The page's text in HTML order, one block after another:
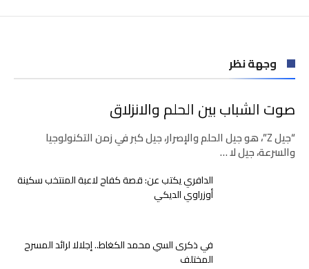
وجهة نظر
صوت الشباب بين الحلم والانزلاق
“جيل Z”، هو جيل الحلم والإصرار، جيل كبر في زمن التكنولوجيا
والسرعة، جيل لا …
الدافري يكتب عن: قصة كفاح لاعبة المنتخب سكينة
أوزراوي الديكي
في ذكرى السي محمد الكغاط.. إجلالا لرائد المسرح
المختلف